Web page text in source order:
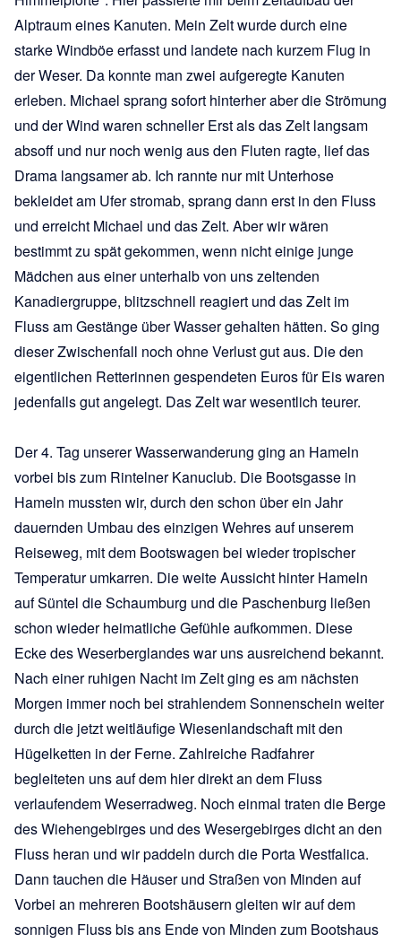
Alptraum eines Kanuten. Mein Zelt wurde durch eine
starke Windböe erfasst und landete nach kurzem Flug in
der Weser. Da konnte man zwei aufgeregte Kanuten
erleben. Michael sprang sofort hinterher aber die Strömung
und der Wind waren schneller Erst als das Zelt langsam
absoff und nur noch wenig aus den Fluten ragte, lief das
Drama langsamer ab. Ich rannte nur mit Unterhose
bekleidet am Ufer stromab, sprang dann erst in den Fluss
und erreicht Michael und das Zelt. Aber wir wären
bestimmt zu spät gekommen, wenn nicht einige junge
Mädchen aus einer unterhalb von uns zeltenden
Kanadiergruppe, blitzschnell reagiert und das Zelt im
Fluss am Gestänge über Wasser gehalten hätten. So ging
dieser Zwischenfall noch ohne Verlust gut aus. Die den
eigentlichen Retterinnen gespendeten Euros für Eis waren
jedenfalls gut angelegt. Das Zelt war wesentlich teurer.
Der 4. Tag unserer Wasserwanderung ging an Hameln
vorbei bis zum Rintelner Kanuclub. Die Bootsgasse in
Hameln mussten wir, durch den schon über ein Jahr
dauernden Umbau des einzigen Wehres auf unserem
Reiseweg, mit dem Bootswagen bei wieder tropischer
Temperatur umkarren. Die weite Aussicht hinter Hameln
auf Süntel die Schaumburg und die Paschenburg ließen
schon wieder heimatliche Gefühle aufkommen. Diese
Ecke des Weserberglandes war uns ausreichend bekannt.
Nach einer ruhigen Nacht im Zelt ging es am nächsten
Morgen immer noch bei strahlendem Sonnenschein weiter
durch die jetzt weitläufige Wiesenlandschaft mit den
Hügelketten in der Ferne. Zahlreiche Radfahrer
begleiteten uns auf dem hier direkt an dem Fluss
verlaufendem Weserradweg. Noch einmal traten die Berge
des Wiehengebirges und des Wesergebirges dicht an den
Fluss heran und wir paddeln durch die Porta Westfalica.
Dann tauchen die Häuser und Straßen von Minden auf
Vorbei an mehreren Bootshäusern gleiten wir auf dem
sonnigen Fluss bis ans Ende von Minden zum Bootshaus